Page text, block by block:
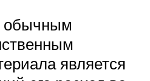
обычным
является